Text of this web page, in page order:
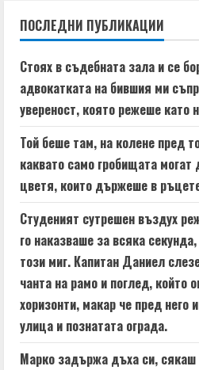
u
e
R
e
a
d
i
n
g
ПОСЛЕДНИ ПУБЛИКАЦИИ
Стоях в съдебната зала и се
адвокатката на бившия ми
увереност, която режеше като
Той беше там, на колене пред
каквато само гробищата
цветя, които държеше в
Студеният сутрешен въздух
го наказваше за всяка
този миг. Капитан Даниел
чанта на рамо и поглед, който
хоризонти, макар че пред него
улица и познатата ограда.
Марко задържа дъха си, сякаш